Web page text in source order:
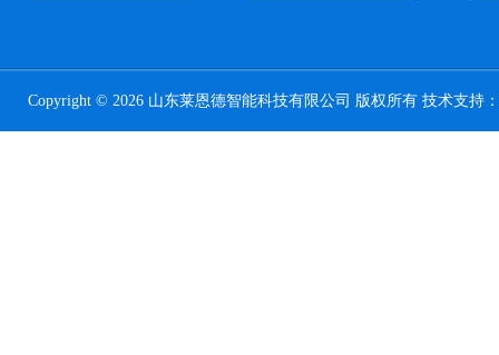
Copyright © 2026 山东莱恩德智能科技有限公司 版权所有 技术支持：